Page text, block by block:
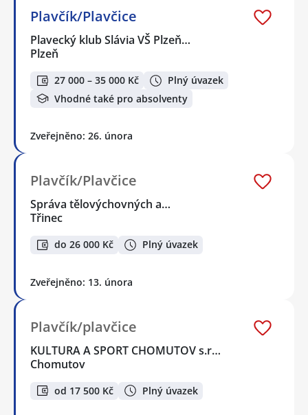
Plavčík/Plavčice
Plavecký klub Slávia VŠ Plzeň…
Plzeň
27 000 – 35 000 Kč
Plný úvazek
Vhodné také pro absolventy
Zveřejněno: 26. února
Plavčík/Plavčice
Správa tělovýchovných a…
Třinec
do 26 000 Kč Plný úvazek
Zveřejněno: 13. února
Plavčík/plavčice
KULTURA A SPORT CHOMUTOV s.r…
Chomutov
od 17 500 Kč Plný úvazek